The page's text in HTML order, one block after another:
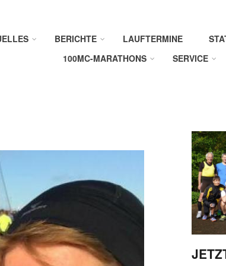
BERICHTE LAUFTERMINE
100MC-MARATHONS
SERVICE